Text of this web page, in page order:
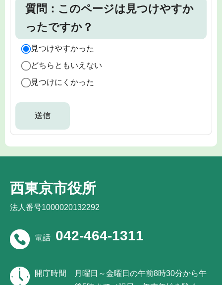
質問：このページは見つけやすか
ったですか？
見つけやすかった
どちらともいえない
見つけにくかった
西東京市役所
法人番号1000020132292
電話 042-464-1311
開庁時間
月曜日～金曜日の午前8時30分から午